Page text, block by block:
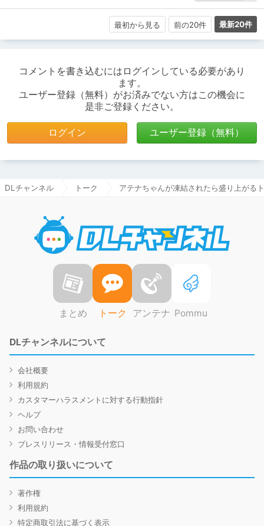
最初から見る 前の20件 最新20件
コメントを書き込むにはログインしている必要があり
ます。
ユーザー登録（無料）がお済みでない方はこの機会に
是非ご登録ください。
ログイン ユーザー登録（無料）
DLチャンネル トーク アテナちゃんが凍結されたら盛り上がる
まとめ トーク アンテナ Pommu
DLチャンネルについて
会社概要
利用規約
カスタマーハラスメントに対する行動指針
ヘルプ
お問い合わせ
プレスリリース・情報受付窓口
作品の取り扱いについて
著作権
利用規約
特定商取引法に基づく表示